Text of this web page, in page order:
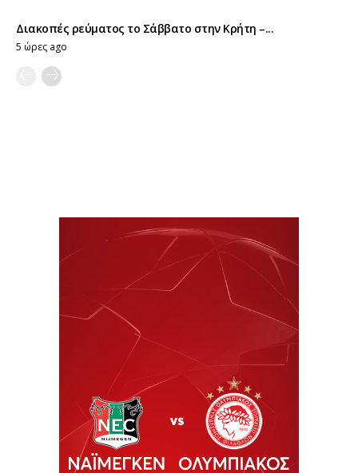
Διακοπές ρεύματος το Σάββατο στην Κρήτη –...
5 ώρες ago